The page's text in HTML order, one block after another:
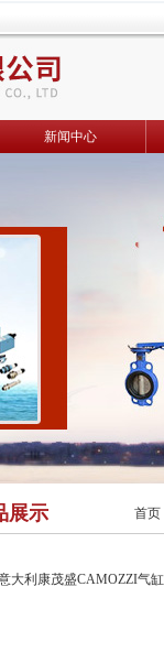
新闻中心
展示 首页